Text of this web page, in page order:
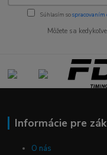
Súhlasím sospracovaním
Môžete sa
Informácie pre
O nás